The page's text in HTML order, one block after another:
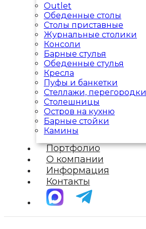
Outlet
Обеденные столы
Столы приставные
Журнальные столики
Консоли
Барные стулья
Обеденные стулья
Кресла
Пуфы и банкетки
Стеллажи, перегородки
Столешницы
Остров на кухню
Барные стойки
Камины
Портфолио
О компании
Информация
Контакты